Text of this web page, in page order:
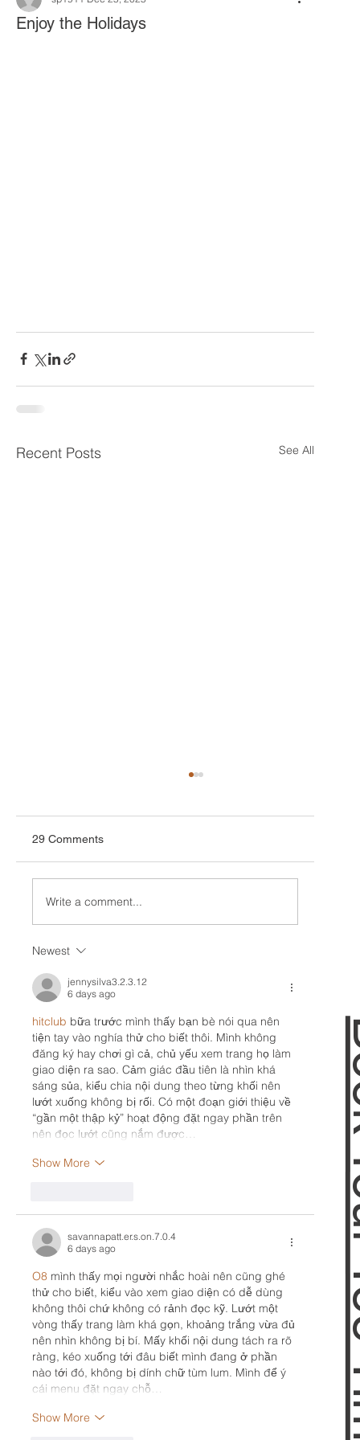
Enjoy the Holidays
Recent Posts See All
Unlocking Your Game: The Benefits of
Golf Lessons with a CPGA Professional
29 Comments
Write a comment...
Newest
jennysilva3.2.3.12
6 days ago
hitclub bữa trước mình thấy bạn bè nói qua nên
tiện tay vào nghía thử cho biết thôi. Mình không
đăng ký hay chơi gì cả, chủ yếu xem trang họ làm
giao diện ra sao. Cảm giác đầu tiên là nhìn khá
sáng sủa, kiểu chia nội dung theo từng khối nên
lướt xuống không bị rối. Có một đoạn giới thiệu về
“gần một thập kỷ” hoạt động đặt ngay phần trên
nên đọc lướt cũng nắm được…
Show More
savannapatt.er.s.on.7.0.4
6 days ago
O8 mình thấy mọi người nhắc hoài nên cũng ghé
thử cho biết, kiểu vào xem giao diện có dễ dùng
không thôi chứ không có rảnh đọc kỹ. Lướt một
vòng thấy trang làm khá gọn, khoảng trắng vừa đủ
nên nhìn không bị bí. Mấy khối nội dung tách ra rõ
ràng, kéo xuống tới đâu biết mình đang ở phần
nào tới đó, không bị dính chữ tùm lum. Mình để ý
cái menu đặt ngay chỗ…
Show More